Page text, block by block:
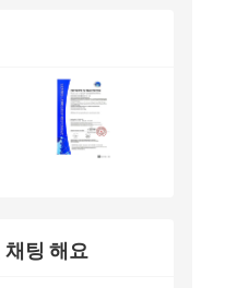
채팅 해요